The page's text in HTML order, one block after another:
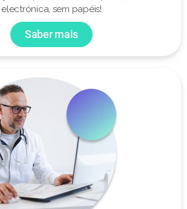
electrónica, sem papéis!
Saber mais